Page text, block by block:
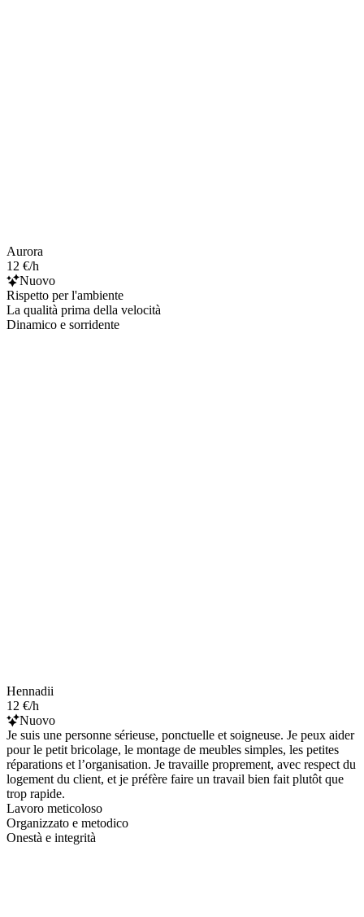
Aurora
12 €/h
Nuovo
Rispetto per l'ambiente
La qualità prima della velocità
Dinamico e sorridente
Hennadii
12 €/h
Nuovo
Je suis une personne sérieuse, ponctuelle et soigneuse. Je peux aider
pour le petit bricolage, le montage de meubles simples, les petites
réparations et l’organisation. Je travaille proprement, avec respect du
logement du client, et je préfère faire un travail bien fait plutôt que
trop rapide.
Lavoro meticoloso
Organizzato e metodico
Onestà e integrità